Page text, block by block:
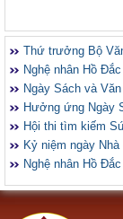
Thứ trưởng Bộ
Nghệ nhân Hồ
Ngày Sách và
Hưởng ứng Ngày
Hội thi tìm kiếm
Kỷ niệm ngày
Nghệ nhân Hồ